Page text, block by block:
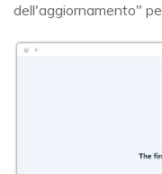
dell'aggiornamento"